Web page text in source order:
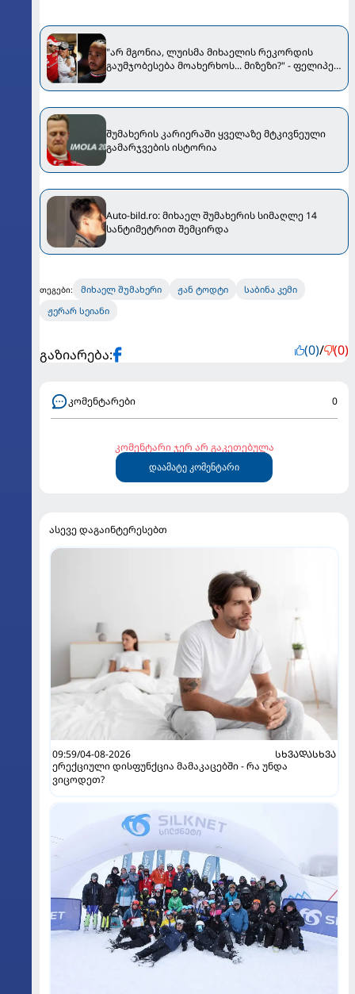
"არ მგონია, ლუისმა მიხაელის რეკორდის
გაუმჯობესება მოახერხოს... მიზეზი?" - ფელიპე
შუმახერის კარიერაში ყველაზე მტკივნეული
გამარჯვების ისტორია
Auto-bild.ro: მიხაელ შუმახერის სიმაღლე 14
სანტიმეტრით შემცირდა
თეგები: მიხაელ შუმახერი ჟან ტოდტი
საბინა კემი
ჟერარ სეიანი
გაზიარება: (0)/ (0)
კომენტარები 0
კომენტარი ჯერ არ გაკეთებულა
დაამატე კომენტარი
ასევე დაგაინტერესებთ
09:59/04-08-2026
ᲡᲮᲕᲐᲓᲐᲡᲮᲕᲐ
ერექციული დისფუნქცია მამაკაცებში - რა უნდა
ვიცოდეთ?